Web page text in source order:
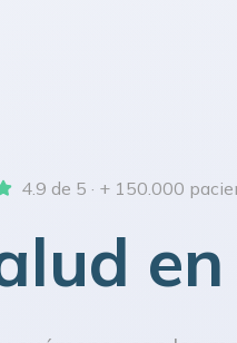
4.9 de 5 · + 150.000
en